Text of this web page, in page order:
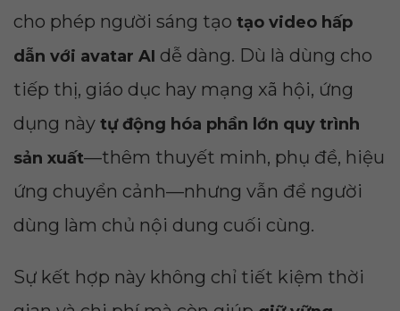
cho phép người sáng tạo tạo video hấp
dẫn với avatar AI dễ dàng. Dù là dùng cho
tiếp thị, giáo dục hay mạng xã hội, ứng
dụng này tự động hóa phần lớn quy trình
sản xuất—thêm thuyết minh, phụ đề, hiệu
ứng chuyển cảnh—nhưng vẫn để người
dùng làm chủ nội dung cuối cùng.
Sự kết hợp này không chỉ tiết kiệm thời